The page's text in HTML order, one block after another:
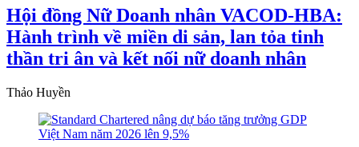
Hội đồng Nữ Doanh nhân VACOD-HBA:
Hành trình về miền di sản, lan tỏa tinh
thần tri ân và kết nối nữ doanh nhân
Thảo Huyền